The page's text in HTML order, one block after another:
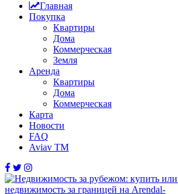
Главная
Покупка
Квартиры
Дома
Коммерческая
Земля
Аренда
Квартиры
Дома
Коммерческая
Карта
Новости
FAQ
Aviav TM